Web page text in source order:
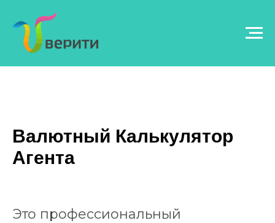
Валютный Калькулятор
Агента
Это профессиональный